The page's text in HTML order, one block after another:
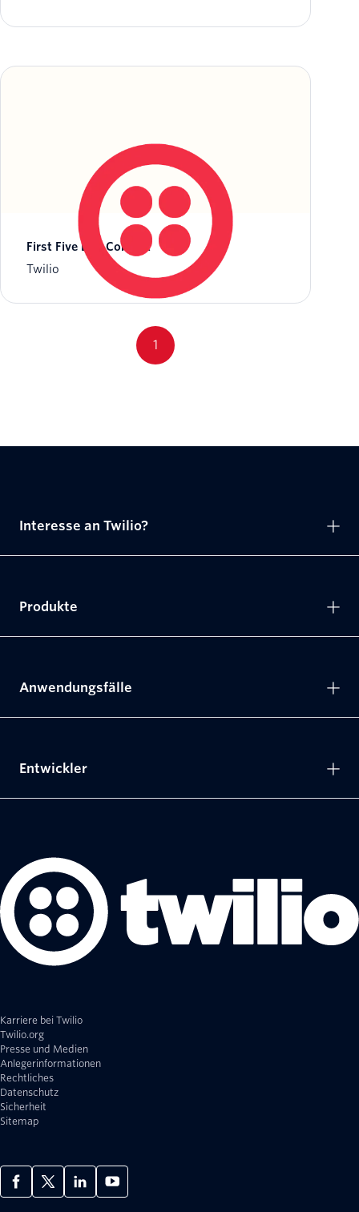
First Five Live Contest
Twilio
1
Karriere bei Twilio
Twilio.org
Presse und Medien
Anlegerinformationen
Rechtliches
Datenschutz
Sicherheit
Sitemap
Interesse an Twilio?
Produkte
Anwendungsfälle
Entwickler